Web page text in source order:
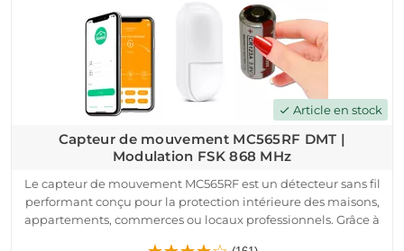
check Article en stock
Capteur de mouvement MC565RF DMT |
Modulation FSK 868 MHz
Le capteur de mouvement MC565RF est un détecteur sans fil
performant conçu pour la protection intérieure des maisons,
appartements, commerces ou locaux professionnels. Grâce à